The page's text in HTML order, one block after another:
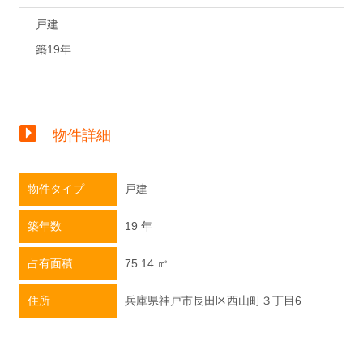
戸建
築19年
物件詳細
物件タイプ 戸建
築年数 19 年
占有面積 75.14 ㎡
住所 兵庫県神戸市長田区西山町３丁目6